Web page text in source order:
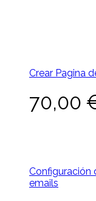
Crear Pagina
70,00
Configuración
emails